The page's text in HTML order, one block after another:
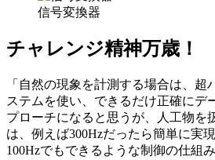
信号変換器
チャレンジ精神万歳！
「自然の現象を計測する場合は、超
ステムを使い、できるだけ正確にデ
プローチになると思うが、人工物を
は、例えば300Hzだったら簡単に実
100Hzでもできるような制御の仕組